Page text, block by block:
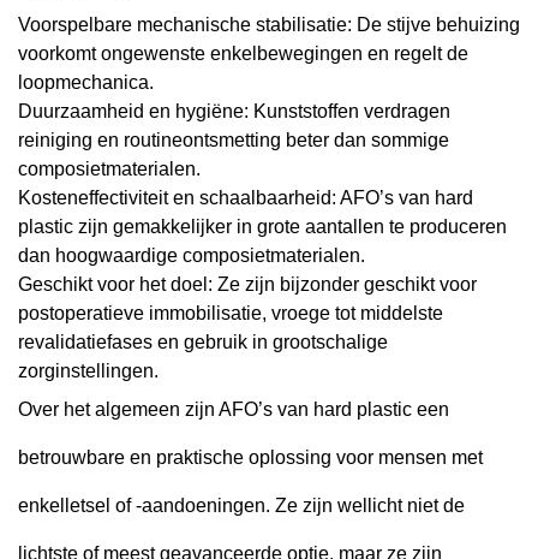
Voorspelbare mechanische stabilisatie: De stijve behuizing
voorkomt ongewenste enkelbewegingen en regelt de
loopmechanica.
Duurzaamheid en hygiëne: Kunststoffen verdragen
reiniging en routineontsmetting beter dan sommige
composietmaterialen.
Kosteneffectiviteit en schaalbaarheid: AFO’s van hard
plastic zijn gemakkelijker in grote aantallen te produceren
dan hoogwaardige composietmaterialen.
Geschikt voor het doel: Ze zijn bijzonder geschikt voor
postoperatieve immobilisatie, vroege tot middelste
revalidatiefases en gebruik in grootschalige
zorginstellingen.
Over het algemeen zijn AFO’s van hard plastic een
betrouwbare en praktische oplossing voor mensen met
enkelletsel of -aandoeningen. Ze zijn wellicht niet de
lichtste of meest geavanceerde optie, maar ze zijn